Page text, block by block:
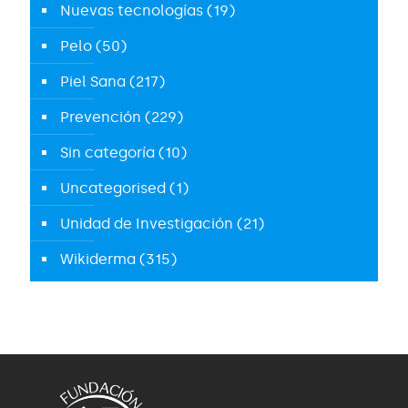
Nuevas tecnologías (19)
Pelo (50)
Piel Sana (217)
Prevención (229)
Sin categoría (10)
Uncategorised (1)
Unidad de Investigación (21)
Wikiderma (315)